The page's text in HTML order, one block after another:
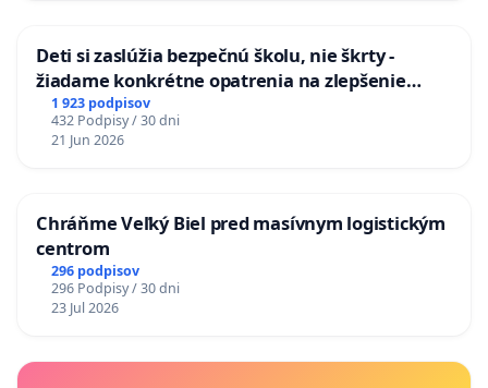
Deti si zaslúžia bezpečnú školu, nie škrty -
žiadame konkrétne opatrenia na zlepšenie
situácie v školstve
1 923 podpisov
432 Podpisy / 30 dni
21 Jun 2026
Chráňme Veľký Biel pred masívnym logistickým
centrom
296 podpisov
296 Podpisy / 30 dni
23 Jul 2026